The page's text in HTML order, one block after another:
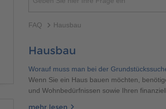
400 500
FAQ Hausbau
Hausbau
Worauf muss man bei der
Wenn Sie ein Haus bauen möchten,
und Wohnbedürfnissen sowie Ihren
mehr lesen